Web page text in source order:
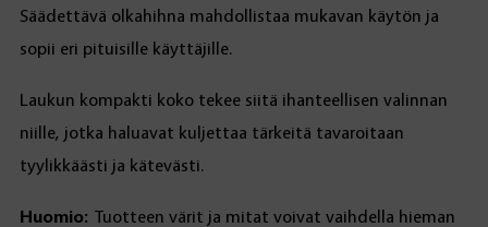
Säädettävä olkahihna mahdollistaa mukavan käytön ja
sopii eri pituisille käyttäjille.
Laukun kompakti koko tekee siitä ihanteellisen valinnan
niille, jotka haluavat kuljettaa tärkeitä tavaroitaan
tyylikkäästi ja kätevästi.
Huomio: Tuotteen värit ja mitat voivat vaihdella hieman